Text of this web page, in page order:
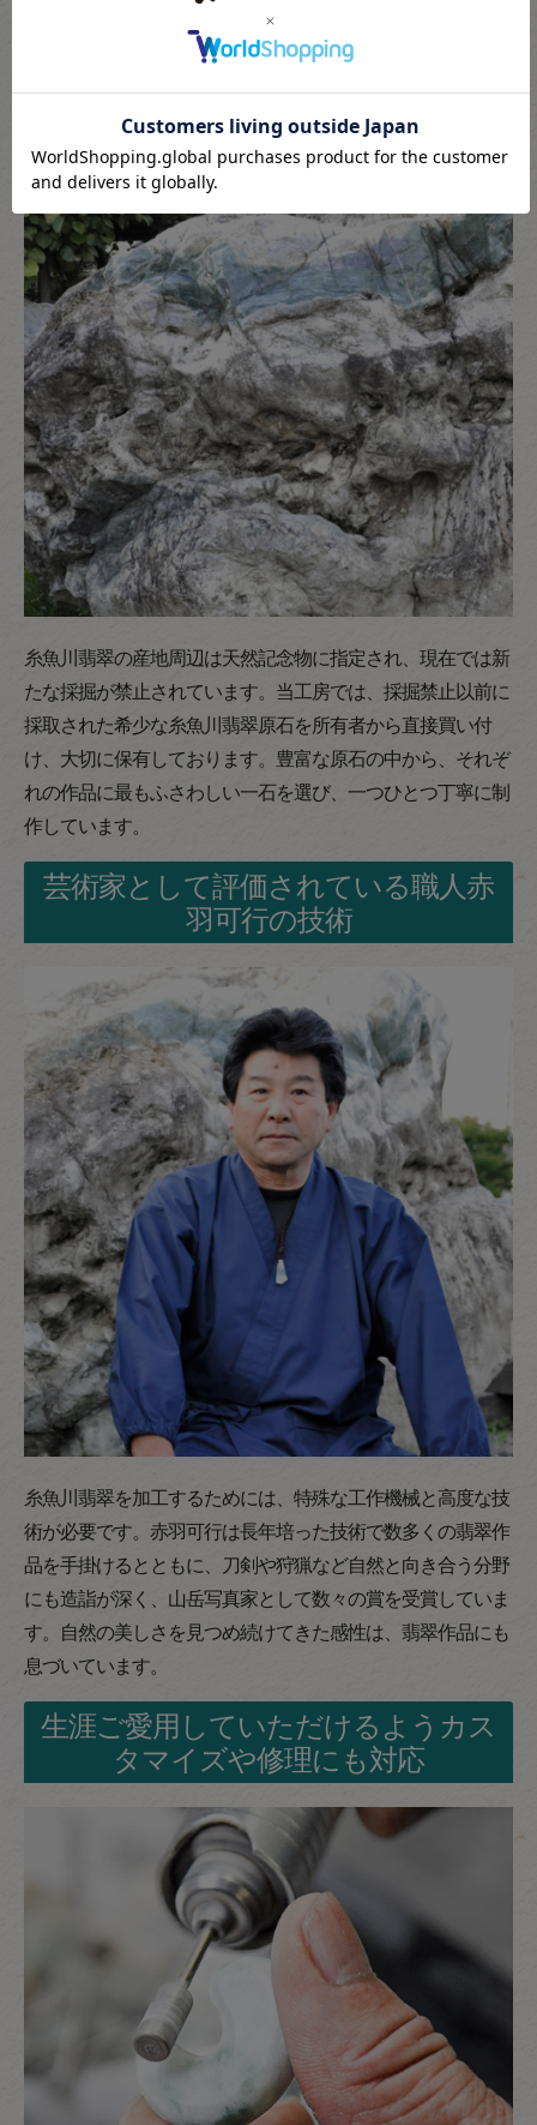
糸魚川翡翠の産地周辺は天然記念物に指定され、現在では新
たな採掘が禁止されています。当工房では、採掘禁止以前に
採取された希少な糸魚川翡翠原石を所有者から直接買い付
け、大切に保有しております。豊富な原石の中から、それぞ
れの作品に最もふさわしい一石を選び、一つひとつ丁寧に制
作しています。
芸術家として評価されている職人赤
羽可行の技術
糸魚川翡翠を加工するためには、特殊な工作機械と高度な技
術が必要です。赤羽可行は長年培った技術で数多くの翡翠作
品を手掛けるとともに、刀剣や狩猟など自然と向き合う分野
にも造詣が深く、山岳写真家として数々の賞を受賞していま
す。自然の美しさを見つめ続けてきた感性は、翡翠作品にも
息づいています。
生涯ご愛用していただけるようカス
タマイズや修理にも対応